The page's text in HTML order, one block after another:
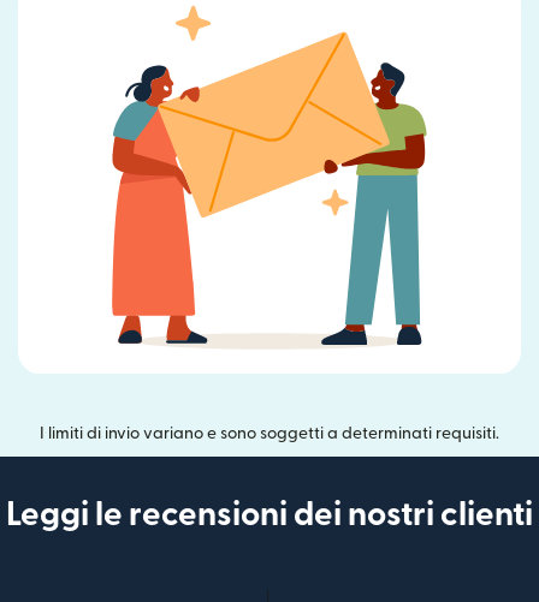
I limiti di invio variano e sono soggetti a determinati requisiti.
Leggi le recensioni dei nostri clienti